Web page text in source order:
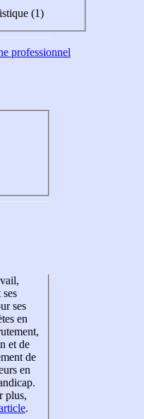
(1)
professionnel
ses
en
et de
de
en
plus,
.